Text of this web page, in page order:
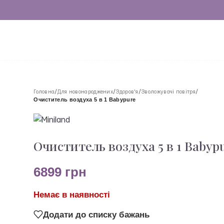
Головна / Для новонароджених/ Здоров'я / Зволожувачі повітря /
Очиститель воздуха 5 в 1 Babypure
Очиститель воздуха 5 в 1
6899 грн
Немає в наявності
Додати до списку бажань